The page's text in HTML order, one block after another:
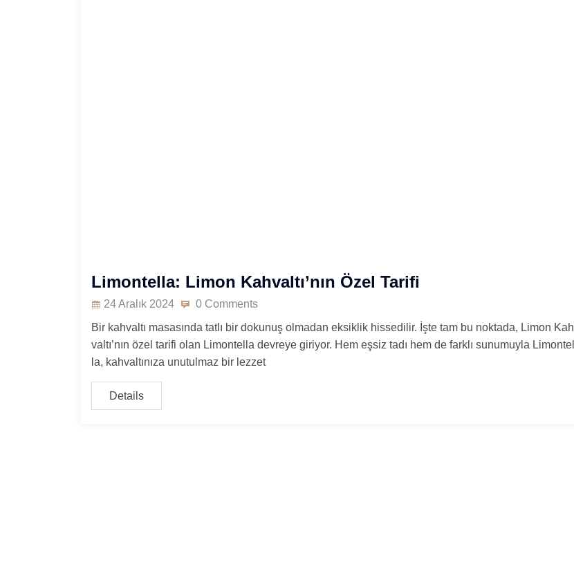
Limontella: Limon Kahvaltı’nın Özel Tarifi
24 Aralık 2024
0 Comments
Bir kahvaltı masasında tatlı bir dokunuş olmadan eksiklik hissedilir. İşte tam bu noktada, Limon Kah
valtı’nın özel tarifi olan Limontella devreye giriyor. Hem eşsiz tadı hem de farklı sunumuyla Limontel
la, kahvaltınıza unutulmaz bir lezzet
Details